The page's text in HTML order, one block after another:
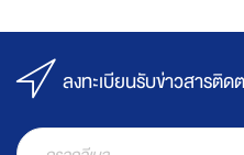
ลงทะเบียนรับข่าวสารติด